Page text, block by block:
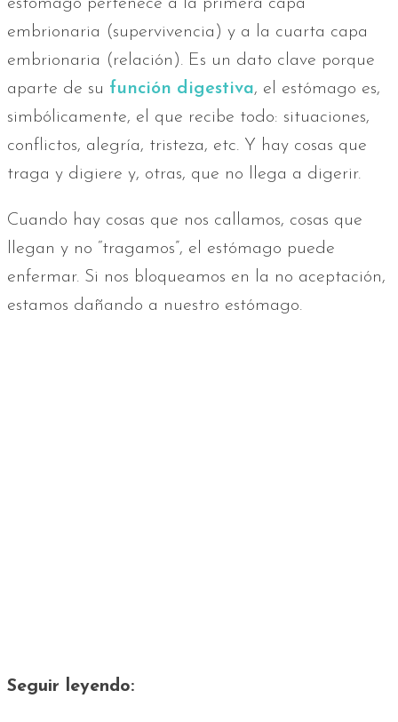
embrionaria (supervivencia) y a la cuarta capa
embrionaria (relación). Es un dato clave porque
aparte de su función digestiva, el estómago es,
simbólicamente, el que recibe todo: situaciones,
conflictos, alegría, tristeza, etc. Y hay cosas que
traga y digiere y, otras, que no llega a digerir.
Cuando hay cosas que nos callamos, cosas que
llegan y no “tragamos”, el estómago puede
enfermar. Si nos bloqueamos en la no aceptación,
estamos dañando a nuestro estómago.
Seguir leyendo: